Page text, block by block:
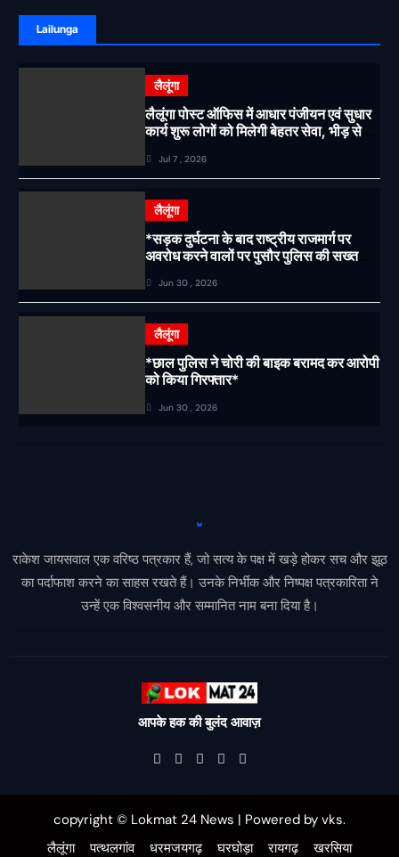
Lailunga
लैलूंगा
लैलूंगा पोस्ट ऑफिस में आधार पंजीयन एवं सुधार
कार्य शुरू लोगों को मिलेगी बेहतर सेवा, भीड़ से
Jul 7 , 2026
लैलूंगा
*सड़क दुर्घटना के बाद राष्ट्रीय राजमार्ग पर
अवरोध करने वालों पर पुसौर पुलिस की सख्त
Jun 30 , 2026
लैलूंगा
*छाल पुलिस ने चोरी की बाइक बरामद कर आरोपी
को किया गिरफ्तार*
Jun 30 , 2026
राकेश जायसवाल एक वरिष्ठ पत्रकार हैं, जो सत्य के पक्ष में खड़े होकर सच और झूठ
का पर्दाफाश करने का साहस रखते हैं। उनके निर्भीक और निष्पक्ष पत्रकारिता ने
उन्हें एक विश्वसनीय और सम्मानित नाम बना दिया है।
आपके हक की बुलंद आवाज़
copyright © Lokmat 24 News | Powered by vks.
लैलूंगा
पत्थलगांव धरमजयगढ़ घरघोड़ा रायगढ़ खरसिया